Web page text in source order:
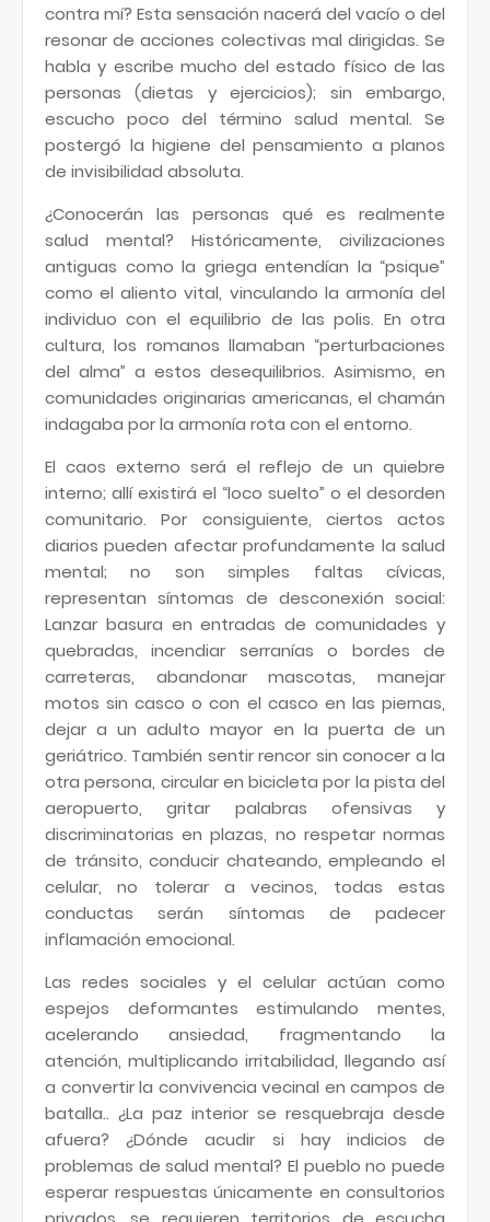
contra mí? Esta sensación nacerá del vacío o del
resonar de acciones colectivas mal dirigidas. Se
habla y escribe mucho del estado físico de las
personas (dietas y ejercicios); sin embargo,
escucho poco del término salud mental. Se
postergó la higiene del pensamiento a planos
de invisibilidad absoluta.
¿Conocerán las personas qué es realmente
salud mental? Históricamente, civilizaciones
antiguas como la griega entendían la “psique”
como el aliento vital, vinculando la armonía del
individuo con el equilibrio de las polis. En otra
cultura, los romanos llamaban “perturbaciones
del alma” a estos desequilibrios. Asimismo, en
comunidades originarias americanas, el chamán
indagaba por la armonía rota con el entorno.
El caos externo será el reflejo de un quiebre
interno; allí existirá el “loco suelto” o el desorden
comunitario. Por consiguiente, ciertos actos
diarios pueden afectar profundamente la salud
mental; no son simples faltas cívicas,
representan síntomas de desconexión social:
Lanzar basura en entradas de comunidades y
quebradas, incendiar serranías o bordes de
carreteras, abandonar mascotas, manejar
motos sin casco o con el casco en las piernas,
dejar a un adulto mayor en la puerta de un
geriátrico. También sentir rencor sin conocer a la
otra persona, circular en bicicleta por la pista del
aeropuerto, gritar palabras ofensivas y
discriminatorias en plazas, no respetar normas
de tránsito, conducir chateando, empleando el
celular, no tolerar a vecinos, todas estas
conductas serán síntomas de padecer
inflamación emocional.
Las redes sociales y el celular actúan como
espejos deformantes estimulando mentes,
acelerando ansiedad, fragmentando la
atención, multiplicando irritabilidad, llegando así
a convertir la convivencia vecinal en campos de
batalla.. ¿La paz interior se resquebraja desde
afuera? ¿Dónde acudir si hay indicios de
problemas de salud mental? El pueblo no puede
esperar respuestas únicamente en consultorios